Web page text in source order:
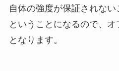
自体の強度が保証されな
ということになるので、
となります。